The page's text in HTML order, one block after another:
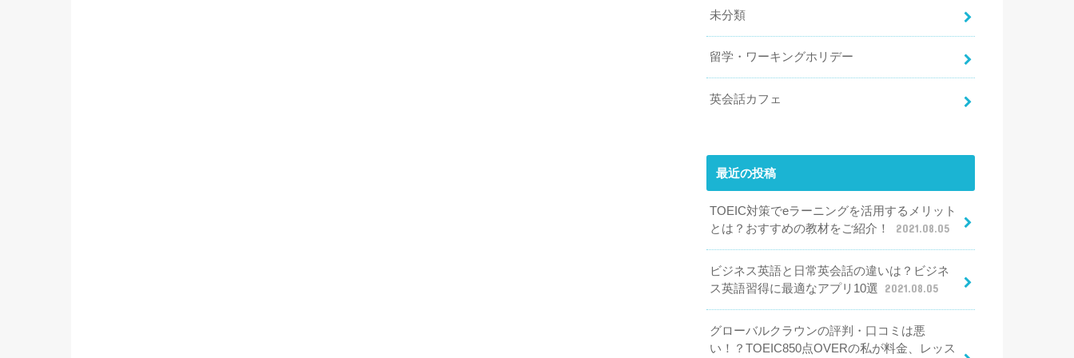
未分類
留学・ワーキングホリデー
英会話カフェ
最近の投稿
TOEIC対策でeラーニングを活用するメリット
とは？おすすめの教材をご紹介！
2021.08.05
ビジネス英語と日常英会話の違いは？ビジネ
ス英語習得に最適なアプリ10選
2021.08.05
グローバルクラウンの評判・口コミは悪
い！？TOEIC850点OVERの私が料金、レッス